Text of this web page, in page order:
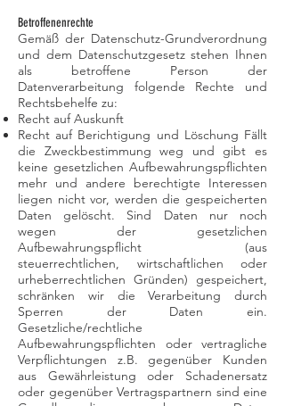
Betroffenenrechte
Gemäß der Datenschutz-Grundverordnung
und dem Datenschutzgesetz stehen Ihnen
als betroffene Person der
Datenverarbeitung folgende Rechte und
Rechtsbehelfe zu:
Recht auf Auskunft
Recht auf Berichtigung und Löschung Fällt
die Zweckbestimmung weg und gibt es
keine gesetzlichen Aufbewahrungspflichten
mehr und andere berechtigte Interessen
liegen nicht vor, werden die gespeicherten
Daten gelöscht. Sind Daten nur noch
wegen der gesetzlichen
Aufbewahrungspflicht (aus
steuerrechtlichen, wirtschaftlichen oder
urheberrechtlichen Gründen) gespeichert,
schränken wir die Verarbeitung durch
Sperren der Daten ein.
Gesetzliche/rechtliche
Aufbewahrungspflichten oder vertragliche
Verpflichtungen z.B. gegenüber Kunden
aus Gewährleistung oder Schadenersatz
oder gegenüber Vertragspartnern sind eine